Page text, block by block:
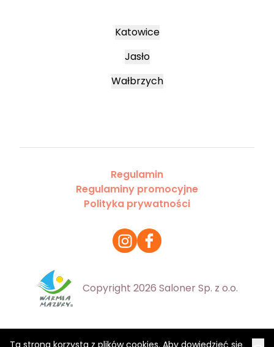
Ta strona korzysta z plików cookies. Aby dowiedzieć się
Katowice
Jasło
Wałbrzych
Regulamin
Regulaminy promocyjne
Polityka prywatności
Copyright 2026 Saloner Sp. z o.o.